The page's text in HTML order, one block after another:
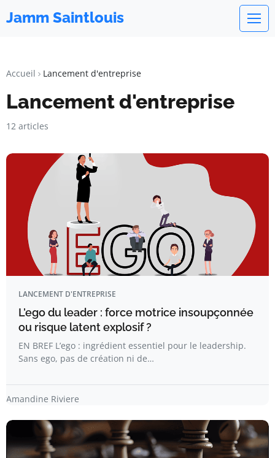
Jamm Saintlouis
Accueil Lancement d'entreprise
Lancement d'entreprise
12 articles
LANCEMENT D'ENTREPRISE
L’ego du leader : force motrice insoupçonnée
ou risque latent explosif ?
EN BREF L’ego : ingrédient essentiel pour le leadership.
Sans ego, pas de création ni de…
Amandine Riviere